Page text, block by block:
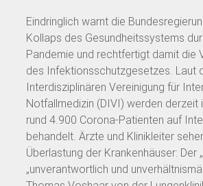
Eindringlich warnt die
Kollaps des Gesundheitssystems
Pandemie und rechtfertigt damit die
des Infektionsschutzgesetzes. Laut
Interdisziplinären Vereinigung für
Notfallmedizin (DIVI) werden derzeit
rund 4.900 Corona-Patienten auf
behandelt. Ärzte und Klinikleiter
Überlastung der Krankenhäuser: Der
„unverantwortlich und